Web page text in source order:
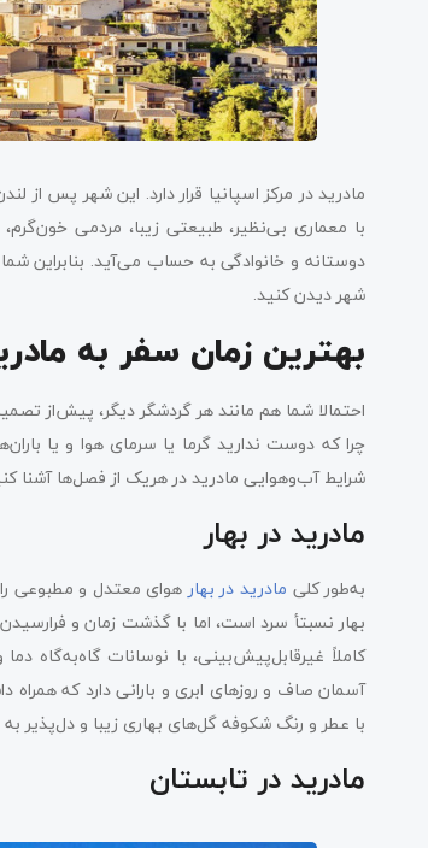
مادرید در مرکز اسپانیا قرار دارد. این شهر پس
با معماری‌ بی‌نظیر، طبیعتی زیبا، مردمی
دوستانه و خانوادگی به حساب می‌آید. بنابراین
شهر دیدن کنید.
بهترین زمان سفر به
احتمالا شما هم مانند هر گردشگر دیگر، پیش‌از
چرا که دوست ندارید گرما یا سرمای هوا و یا
شرایط آب‌وهوایی مادرید در هریک از فصل‌ها آشنا
مادرید در بهار
به‌طور کلی مادرید در بهارهوای معتدل و مطبوعی را
بهار نسبتأ سرد است، اما با گذشت زمان و
کاملاً غیرقابل‌پیش‌بینی، با نوسانات گاه‌به‌گاه دما
آسمان صاف و روزهای ابری و بارانی دارد که
با عطر و رنگ شکوفه گل‌های بهاری زیبا و دل‌پذیر
مادرید در تابستان